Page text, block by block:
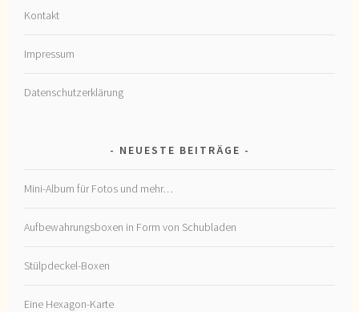
Kontakt
Impressum
Datenschutzerklärung
NEUESTE BEITRÄGE
Mini-Album für Fotos und mehr…
Aufbewahrungsboxen in Form von Schubladen
Stülpdeckel-Boxen
Eine Hexagon-Karte